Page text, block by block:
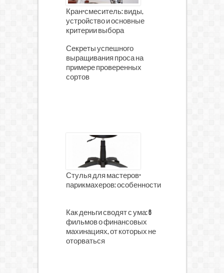
Кран-смеситель: виды,
устройство и основные
критерии выбора
Секреты успешного
выращивания проса на
примере проверенных
сортов
Стулья для мастеров-
парикмахеров: особенности
Как деньги сводят с ума: 6
фильмов о финансовых
махинациях, от которых не
оторваться